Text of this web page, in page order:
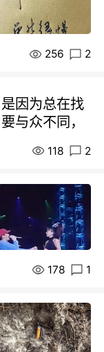
256 2
因为总在找
与众不同，
118 2
178 1